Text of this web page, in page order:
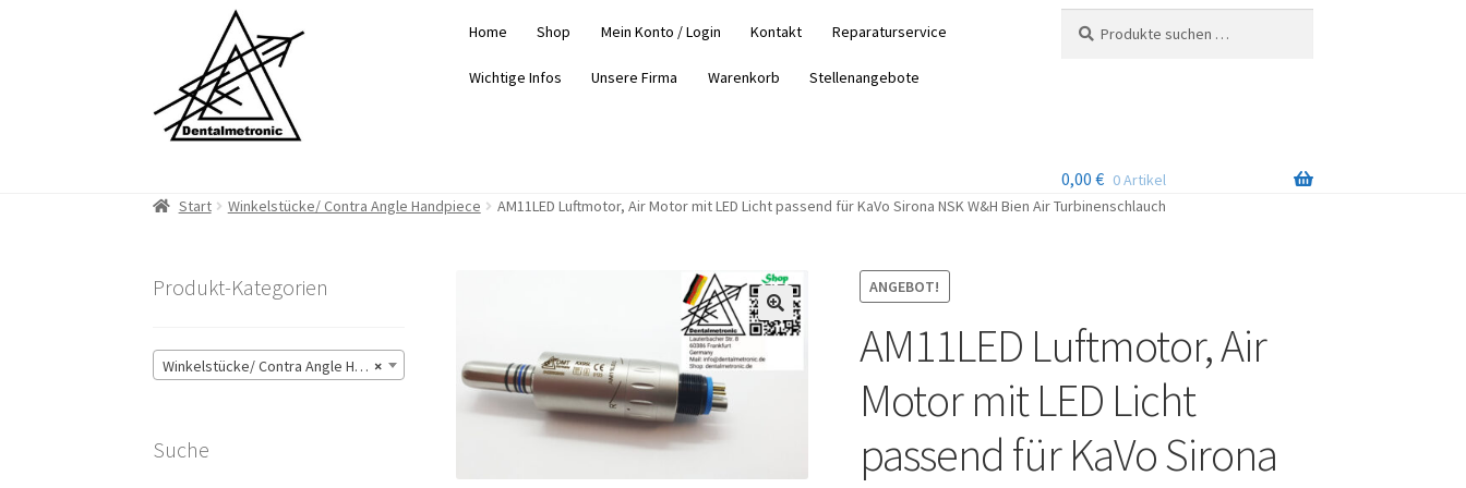
Navigation
springen
springen
Home Shop Mein Konto / Login Kontakt Reparaturservice
Wichtige Infos Unsere Firma Warenkorb Stellenangebote
nach:
0,00 € 0 Artikel
Start
Winkelstücke/ Contra Angle Handpiece AM11LED Luftmotor, Air Motor mit LED Licht passend für KaVo Sirona NSK W&H Bien Air Turbinenschlauch
ANGEBOT!
AM11LED Luftmotor, Air
Motor mit LED Licht
passend für KaVo Sirona
Produkt-Kategorien
×
Winkelstücke/ Contra Angle Handpiece
Suche